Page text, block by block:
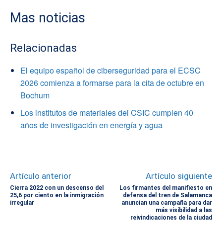
Mas noticias
Relacionadas
El equipo español de ciberseguridad para el ECSC
2026 comienza a formarse para la cita de octubre en
Bochum
Los institutos de materiales del CSIC cumplen 40
años de investigación en energía y agua
Artículo anterior
Cierra 2022 con un descenso del
25,6 por ciento en la inmigración
irregular
Artículo siguiente
Los firmantes del manifiesto en
defensa del tren de Salamanca
anuncian una campaña para dar
más visibilidad a las
reivindicaciones de la ciudad